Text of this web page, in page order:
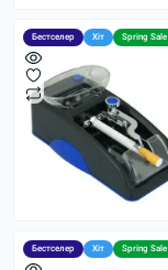
Бестселер Хіт Spring Sale
Бестселер Хіт Spring Sale